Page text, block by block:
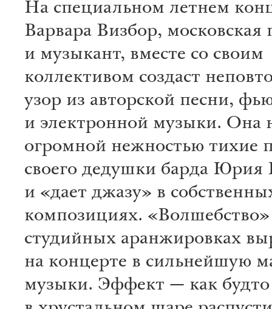
На специальном летнем
Варвара Визбор, московская
и музыкант, вместе со своим
коллективом создаст
узор из авторской песни,
и электронной музыки. Она
огромной нежностью тихие
своего дедушки барда Юрия
и «дает джазу» в
композициях. «Волшебство»
студийных аранжировках
на концерте в сильнейшую
музыки. Эффект — как будто